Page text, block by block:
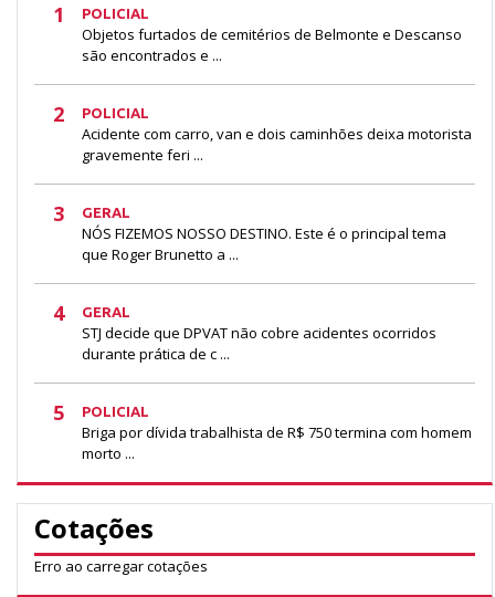
1 POLICIAL
Objetos furtados de cemitérios de Belmonte e Descanso
são encontrados e ...
2 POLICIAL
Acidente com carro, van e dois caminhões deixa motorista
gravemente feri ...
3 GERAL
NÓS FIZEMOS NOSSO DESTINO. Este é o principal tema
que Roger Brunetto a ...
4 GERAL
STJ decide que DPVAT não cobre acidentes ocorridos
durante prática de c ...
5 POLICIAL
Briga por dívida trabalhista de R$ 750 termina com homem
morto ...
Cotações
Erro ao carregar cotações